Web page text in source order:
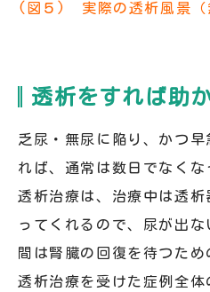
(図５) 実際の透析風景（
透析をすれば助
乏尿・無尿に陥り、かつ
れば、通常は数日でなくな
透析治療は、治療中は透
ってくれるので、尿が出
間は腎臓の回復を待つため
透析治療を受けた症例全